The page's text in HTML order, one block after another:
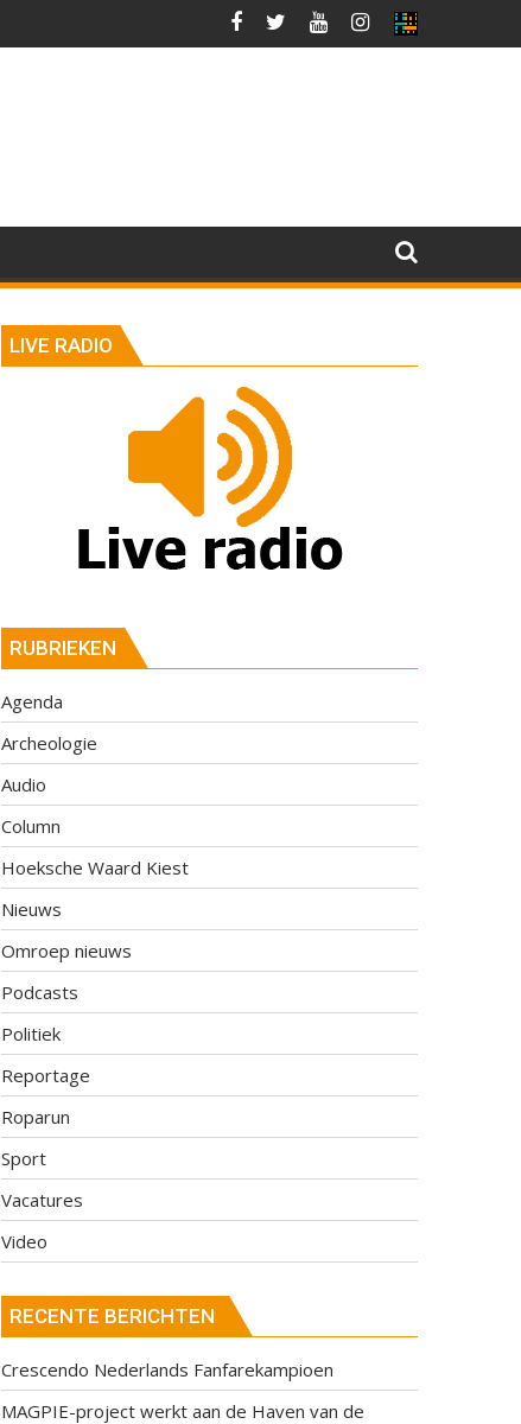
LIVE RADIO
RUBRIEKEN
Agenda
Archeologie
Audio
Column
Hoeksche Waard Kiest
Nieuws
Omroep nieuws
Podcasts
Politiek
Reportage
Roparun
Sport
Vacatures
Video
RECENTE BERICHTEN
Crescendo Nederlands Fanfarekampioen
MAGPIE-project werkt aan de Haven van de